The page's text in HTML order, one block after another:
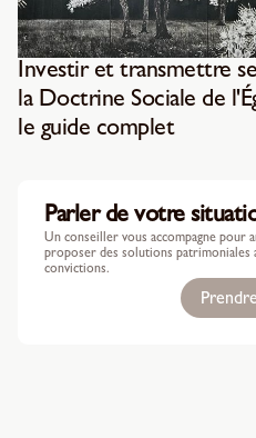
Parler de votre
Un conseiller vous accompagne pour
proposer des solutions patrimoniales
convictions.
Investir et transmettre
la Doctrine Sociale de
le guide complet